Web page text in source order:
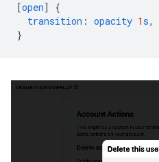
[open]
{
transition : opacity 1s,
}